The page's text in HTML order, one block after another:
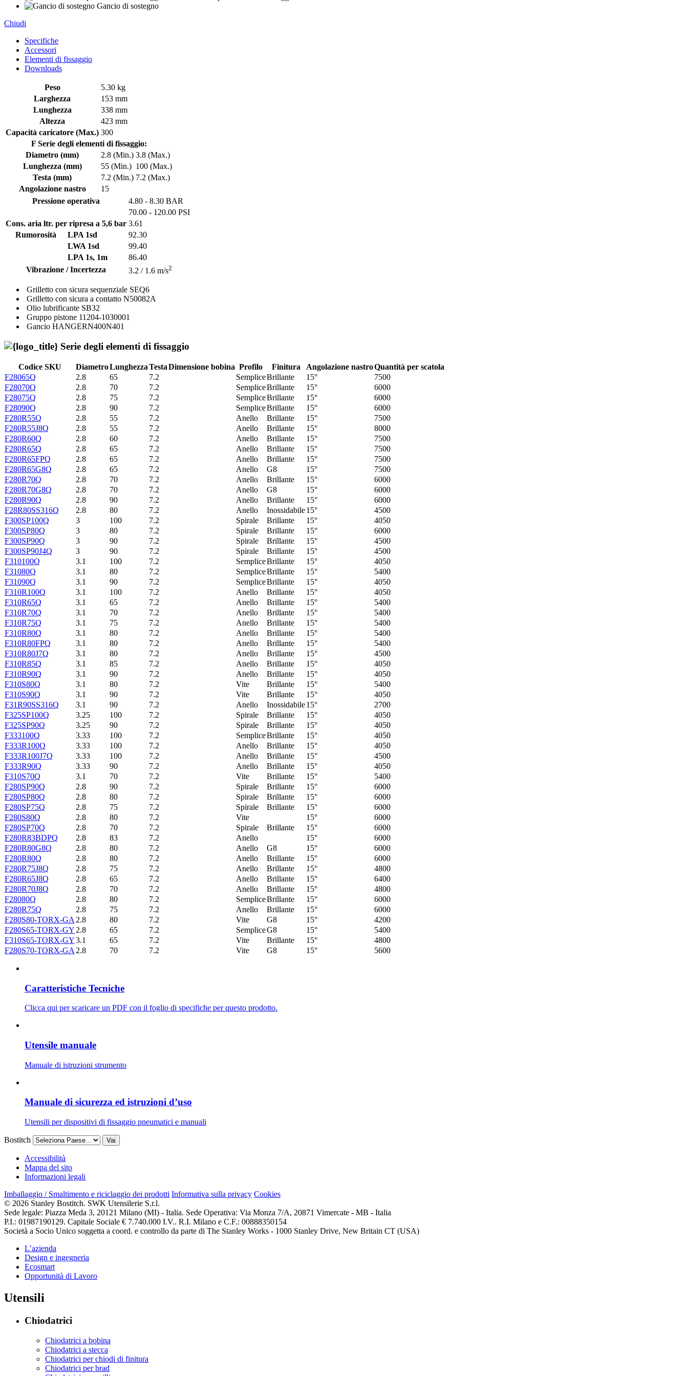
Gancio di sostegno
Chiudi
Specifiche
Accessori
Elementi di fissaggio
Downloads
Peso
5.30 kg
Larghezza
153 mm
Lunghezza
338 mm
Altezza
423 mm
Capacità caricatore (Max.) 300
F Serie degli elementi di fissaggio:
Diametro (mm)
2.8 (Min.) 3.8 (Max.)
Lunghezza (mm)
55 (Min.) 100 (Max.)
Testa (mm)
7.2 (Min.) 7.2 (Max.)
Angolazione nastro
15
Pressione operativa
4.80 - 8.30 BAR
70.00 - 120.00 PSI
Cons. aria ltr. per ripresa a 5,6 bar 3.61
Rumorosità
LPA 1sd
92.30
LWA 1sd
99.40
LPA 1s, 1m
86.40
Vibrazione / Incertezza
3.2 / 1.6 m/s2
Grilletto con sicura sequenziale SEQ6
Grilletto con sicura a contatto N50082A
Olio lubrificante SB32
Gruppo pistone 11204-1030001
Gancio HANGERN400N401
Serie degli elementi di fissaggio
Codice SKU DiametroLunghezzaTestaDimensione bobina Profilo Finitura Angolazione nastroQuantità per scatola
F28065Q
2.8 65 7.2 SempliceBrillante 15°
7500
F28070Q
2.8 70 7.2 SempliceBrillante 15°
6000
F28075Q
2.8 75 7.2 SempliceBrillante 15°
6000
F28090Q
2.8 90 7.2 SempliceBrillante 15°
6000
F280R55Q
2.8 55 7.2 Anello Brillante 15°
7500
F280R55J8Q
2.8 55 7.2 Anello Brillante 15°
8000
F280R60Q
2.8 60 7.2 Anello Brillante 15°
7500
F280R65Q
2.8 65 7.2 Anello Brillante 15°
7500
F280R65FPQ
2.8 65 7.2 Anello Brillante 15°
7500
F280R65G8Q
2.8 65 7.2 Anello G8 15°
7500
F280R70Q
2.8 70 7.2 Anello Brillante 15°
6000
F280R70G8Q
2.8 70 7.2 Anello G8 15°
6000
F280R90Q
2.8 90 7.2 Anello Brillante 15°
6000
F28R80SS316Q
2.8 80 7.2 Anello Inossidabile15°
4500
F300SP100Q
3 100 7.2 Spirale Brillante 15°
4050
F300SP80Q
3 80 7.2 Spirale Brillante 15°
6000
F300SP90Q
3 90 7.2 Spirale Brillante 15°
4500
F300SP90J4Q
3 90 7.2 Spirale Brillante 15°
4500
F310100Q
3.1 100 7.2 SempliceBrillante 15°
4050
F31080Q
3.1 80 7.2 SempliceBrillante 15°
5400
F31090Q
3.1 90 7.2 SempliceBrillante 15°
4050
F310R100Q
3.1 100 7.2 Anello Brillante 15°
4050
F310R65Q
3.1 65 7.2 Anello Brillante 15°
5400
F310R70Q
3.1 70 7.2 Anello Brillante 15°
5400
F310R75Q
3.1 75 7.2 Anello Brillante 15°
5400
F310R80Q
3.1 80 7.2 Anello Brillante 15°
5400
F310R80FPQ
3.1 80 7.2 Anello Brillante 15°
5400
F310R80J7Q
3.1 80 7.2 Anello Brillante 15°
4500
F310R85Q
3.1 85 7.2 Anello Brillante 15°
4050
F310R90Q
3.1 90 7.2 Anello Brillante 15°
4050
F310S80Q
3.1 80 7.2 Vite Brillante 15°
5400
F310S90Q
3.1 90 7.2 Vite Brillante 15°
4050
F31R90SS316Q
3.1 90 7.2 Anello Inossidabile15°
2700
F325SP100Q
3.25 100 7.2 Spirale Brillante 15°
4050
F325SP90Q
3.25 90 7.2 Spirale Brillante 15°
4050
F333100Q
3.33 100 7.2 SempliceBrillante 15°
4050
F333R100Q
3.33 100 7.2 Anello Brillante 15°
4050
F333R100J7Q
3.33 100 7.2 Anello Brillante 15°
4500
F333R90Q
3.33 90 7.2 Anello Brillante 15°
4050
F310S70Q
3.1 70 7.2 Vite Brillante 15°
5400
F280SP90Q
2.8 90 7.2 Spirale Brillante 15°
6000
F280SP80Q
2.8 80 7.2 Spirale Brillante 15°
6000
F280SP75Q
2.8 75 7.2 Spirale Brillante 15°
6000
F280S80Q
2.8 80 7.2 Vite 15°
6000
F280SP70Q
2.8 70 7.2 Spirale Brillante 15°
6000
F280R83BDPQ
2.8 83 7.2 Anello 15°
6000
F280R80G8Q
2.8 80 7.2 Anello G8 15°
6000
F280R80Q
2.8 80 7.2 Anello Brillante 15°
6000
F280R75J8Q
2.8 75 7.2 Anello Brillante 15°
4800
F280R65J8Q
2.8 65 7.2 Anello Brillante 15°
6400
F280R70J8Q
2.8 70 7.2 Anello Brillante 15°
4800
F28080Q
2.8 80 7.2 SempliceBrillante 15°
6000
F280R75Q
2.8 75 7.2 Anello Brillante 15°
6000
F280S80-TORX-GA 2.8 80 7.2 Vite G8 15°
4200
F280S65-TORX-GY 2.8 65 7.2 SempliceG8 15°
5400
F310S65-TORX-GY3.1 65 7.2 Vite Brillante 15°
4800
F280S70-TORX-GA 2.8 70 7.2 Vite G8 15° 5600
Caratteristiche Tecniche
Clicca qui per scaricare un PDF con il foglio di specifiche per questo prodotto.
Utensile manuale
Manuale di istruzioni strumento
Manuale di sicurezza ed istruzioni d’uso
Utensili per dispositivi di fissaggio pneumatici e manuali
Bostitch Vai
Accessibilità
Mappa del sito
Informazioni legali
Imballaggio / Smaltimento e riciclaggio dei prodotti Informativa sulla privacy Cookies
© 2026 Stanley Bostitch. SWK Utensilerie S.r.l.
Sede legale: Piazza Meda 3, 20121 Milano (MI) - Italia. Sede Operativa: Via Monza 7/A, 20871 Vimercate - MB - Italia
P.I.: 01987190129. Capitale Sociale € 7.740.000 I.V.. R.I. Milano e C.F.: 00888350154
Società a Socio Unico soggetta a coord. e controllo da parte di The Stanley Works - 1000 Stanley Drive, New Britain CT (USA)
L’azienda
Design e ingegneria
Ecosmart
Opportunità di Lavoro
Utensili
Chiodatrici
Chiodatrici a bobina
Chiodatrici a stecca
Chiodatrici per chiodi di finitura
Chiodatrici per brad